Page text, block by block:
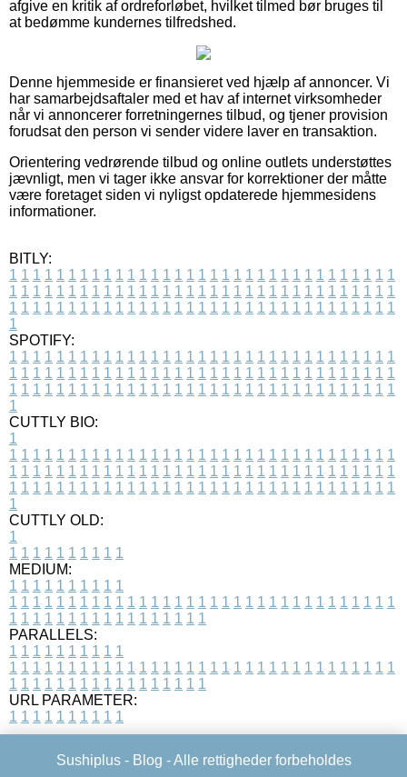
afgive en kritik af ordreforløbet, hvilket tilmed bør bruges til
at bedømme kundernes tilfredshed.
Denne hjemmeside er finansieret ved hjælp af annoncer. Vi
har samarbejdsaftaler med et hav af internet virksomheder
når vi annoncerer forretningernes tilbud, og tjener provision
forudsat den person vi sender videre laver en transaktion.
Orientering vedrørende tilbud og online outlets understøttes
jævnligt, men vi tager ikke ansvar for korrektioner der måtte
være foretaget siden vi nyligst opdaterede hjemmesidens
informationer.
BITLY:
1 1 1 1 1 1 1 1 1 1 1 1 1 1 1 1 1 1 1 1 1 1 1 1 1 1 1 1 1 1 1 1 1
1 1 1 1 1 1 1 1 1 1 1 1 1 1 1 1 1 1 1 1 1 1 1 1 1 1 1 1 1 1 1 1 1
1 1 1 1 1 1 1 1 1 1 1 1 1 1 1 1 1 1 1 1 1 1 1 1 1 1 1 1 1 1 1 1 1
1
SPOTIFY:
1 1 1 1 1 1 1 1 1 1 1 1 1 1 1 1 1 1 1 1 1 1 1 1 1 1 1 1 1 1 1 1 1
1 1 1 1 1 1 1 1 1 1 1 1 1 1 1 1 1 1 1 1 1 1 1 1 1 1 1 1 1 1 1 1 1
1 1 1 1 1 1 1 1 1 1 1 1 1 1 1 1 1 1 1 1 1 1 1 1 1 1 1 1 1 1 1 1 1
1
CUTTLY BIO:
1
1 1 1 1 1 1 1 1 1 1 1 1 1 1 1 1 1 1 1 1 1 1 1 1 1 1 1 1 1 1 1 1 1
1 1 1 1 1 1 1 1 1 1 1 1 1 1 1 1 1 1 1 1 1 1 1 1 1 1 1 1 1 1 1 1 1
1 1 1 1 1 1 1 1 1 1 1 1 1 1 1 1 1 1 1 1 1 1 1 1 1 1 1 1 1 1 1 1 1
1
CUTTLY OLD:
1
1 1 1 1 1 1 1 1 1 1
MEDIUM:
1 1 1 1 1 1 1 1 1 1
1 1 1 1 1 1 1 1 1 1 1 1 1 1 1 1 1 1 1 1 1 1 1 1 1 1 1 1 1 1 1 1 1
1 1 1 1 1 1 1 1 1 1 1 1 1 1 1 1 1
PARALLELS:
1 1 1 1 1 1 1 1 1 1
1 1 1 1 1 1 1 1 1 1 1 1 1 1 1 1 1 1 1 1 1 1 1 1 1 1 1 1 1 1 1 1 1
1 1 1 1 1 1 1 1 1 1 1 1 1 1 1 1 1
URL PARAMETER:
1 1 1 1 1 1 1 1 1 1
Sushiplus - Blog - Alle rettigheder forbeholdes